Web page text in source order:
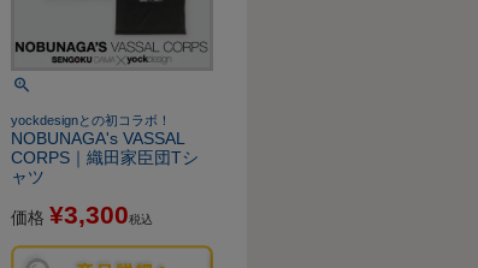
yockdesignとの初コラボ！
NOBUNAGA's VASSAL
CORPS｜織田家臣団Tシ
ャツ
価格 ¥3,300税込